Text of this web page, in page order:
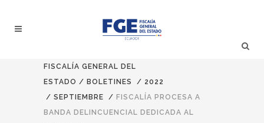
FISCALÍA GENERAL DEL
ESTADO / BOLETINES / 2022
/ SEPTIEMBRE / FISCALÍA PROCESA A
BANDA DELINCUENCIAL DEDICADA AL